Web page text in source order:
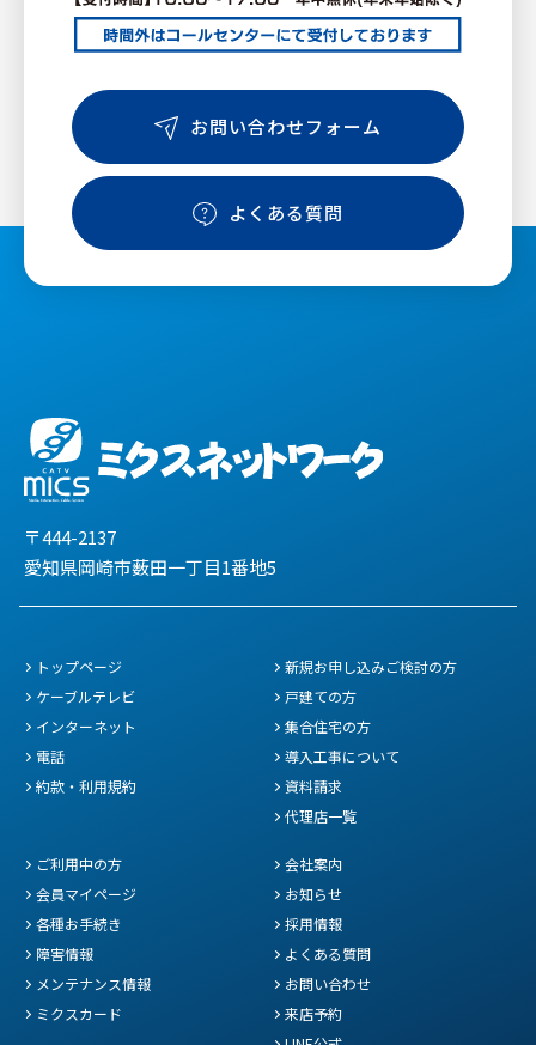
お問い合わせフォーム
よくある質問
〒444-2137
愛知県岡崎市薮田一丁目1番地5
トップページ
ケーブルテレビ
インターネット
電話
約款・利用規約
新規お申し込みご検討の方
戸建ての方
集合住宅の方
導入工事について
資料請求
代理店一覧
ご利用中の方
会員マイページ
各種お手続き
障害情報
メンテナンス情報
ミクスカード
会社案内
お知らせ
採用情報
よくある質問
お問い合わせ
来店予約